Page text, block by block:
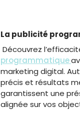
La publicité
Découvrez
programmatique
marketing digital.
précis et résultats
garantissent une
alignée sur vos